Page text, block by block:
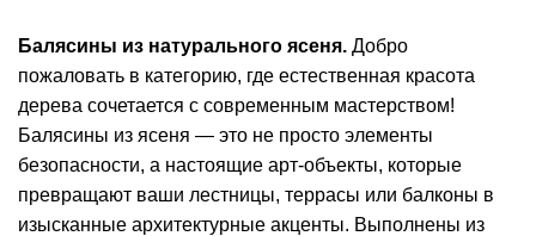
Балясины из натурального ясеня. Добро
пожаловать в категорию, где естественная красота
дерева сочетается с современным мастерством!
Балясины из ясеня — это не просто элементы
безопасности, а настоящие арт-объекты, которые
превращают ваши лестницы, террасы или балконы в
изысканные архитектурные акценты. Выполнены из